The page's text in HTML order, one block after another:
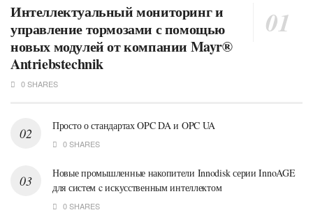
Интеллектуальный мониторинг и
управление тормозами с помощью
новых модулей от компании Mayr®
Antriebstechnik
0 SHARES
Просто о стандартах OPC DA и OPC UA
0 SHARES
Новые промышленные накопители Innodisk серии InnoAGE
для систем c искусственным интеллектом
0 SHARES